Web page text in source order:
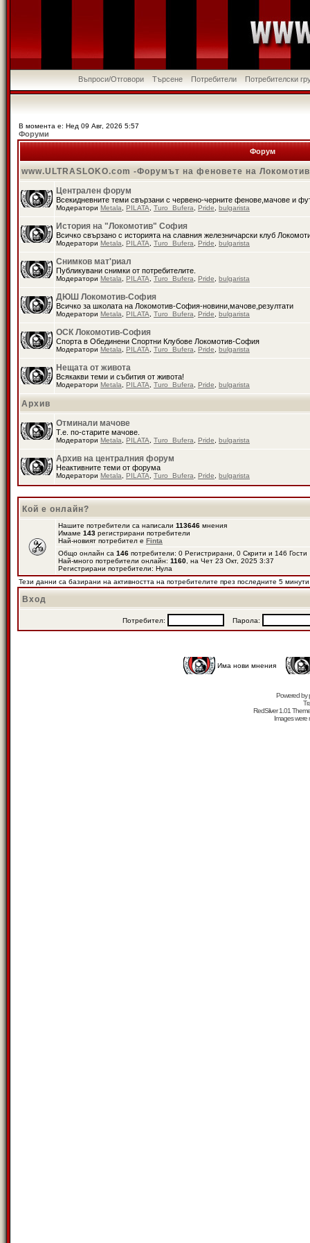
Въпроси/Отговори Търсене Потребители Потребителски
В момента е: Нед 09 Авг, 2026 5:57
Форуми
Форум
www.ULTRASLOKO.com -Форумът на феновете на
Централен форум
Всекидневните теми свързани с червено-черните фенове,мачове и
Модератори Metala PILATA Turo_Bufera Pride bulgarista
История на "Локомотив" София
Всичко свързано с историята на славния железничарски клуб
Модератори Metala PILATA Turo_Bufera Pride bulgarista
Снимков мат'риал
Публикувани снимки от потребителите.
Модератори Metala PILATA Turo_Bufera Pride bulgarista
ДЮШ Локомотив-София
Всичко за школата на Локомотив-София-новини,мачове,резултати
Модератори Metala PILATA Turo_Bufera Pride bulgarista
ОСК Локомотив-София
Спорта в Обединени Спортни Клубове Локомотив-София
Модератори Metala PILATA Turo_Bufera Pride bulgarista
Нещата от живота
Всякакви теми и събития от живота!
Модератори Metala PILATA Turo_Bufera Pride bulgarista
Архив
Отминали мачове
Т.е. по-старите мачове.
Модератори Metala PILATA Turo_Bufera Pride bulgarista
Архив на централния форум
Неактивните теми от форума
Модератори Metala PILATA Turo_Bufera Pride bulgarista
Кой е онлайн?
Нашите потребители са написали 113646 мнения
Имаме 143 регистрирани потребители
Най-новият потребител е Finta
Общо онлайн са 146 потребители: 0 Регистрирани, 0 Скрити и 146
Най-много потребители онлайн: 1160 , на Чет 23 Окт, 2025 3:37
Регистрирани потребители: Нула
Тези данни са базирани на активността на потребителите през последните 5 минути
Вход
Потребител: Парола:
Има нови мнения
Powered by
RedSilver 1.01
Images were